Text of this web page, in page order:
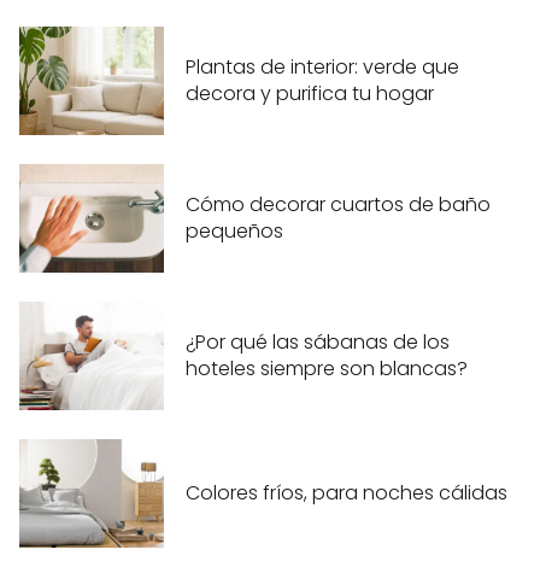
Plantas de interior: verde que
decora y purifica tu hogar
Cómo decorar cuartos de baño
pequeños
¿Por qué las sábanas de los
hoteles siempre son blancas?
Colores fríos, para noches cálidas